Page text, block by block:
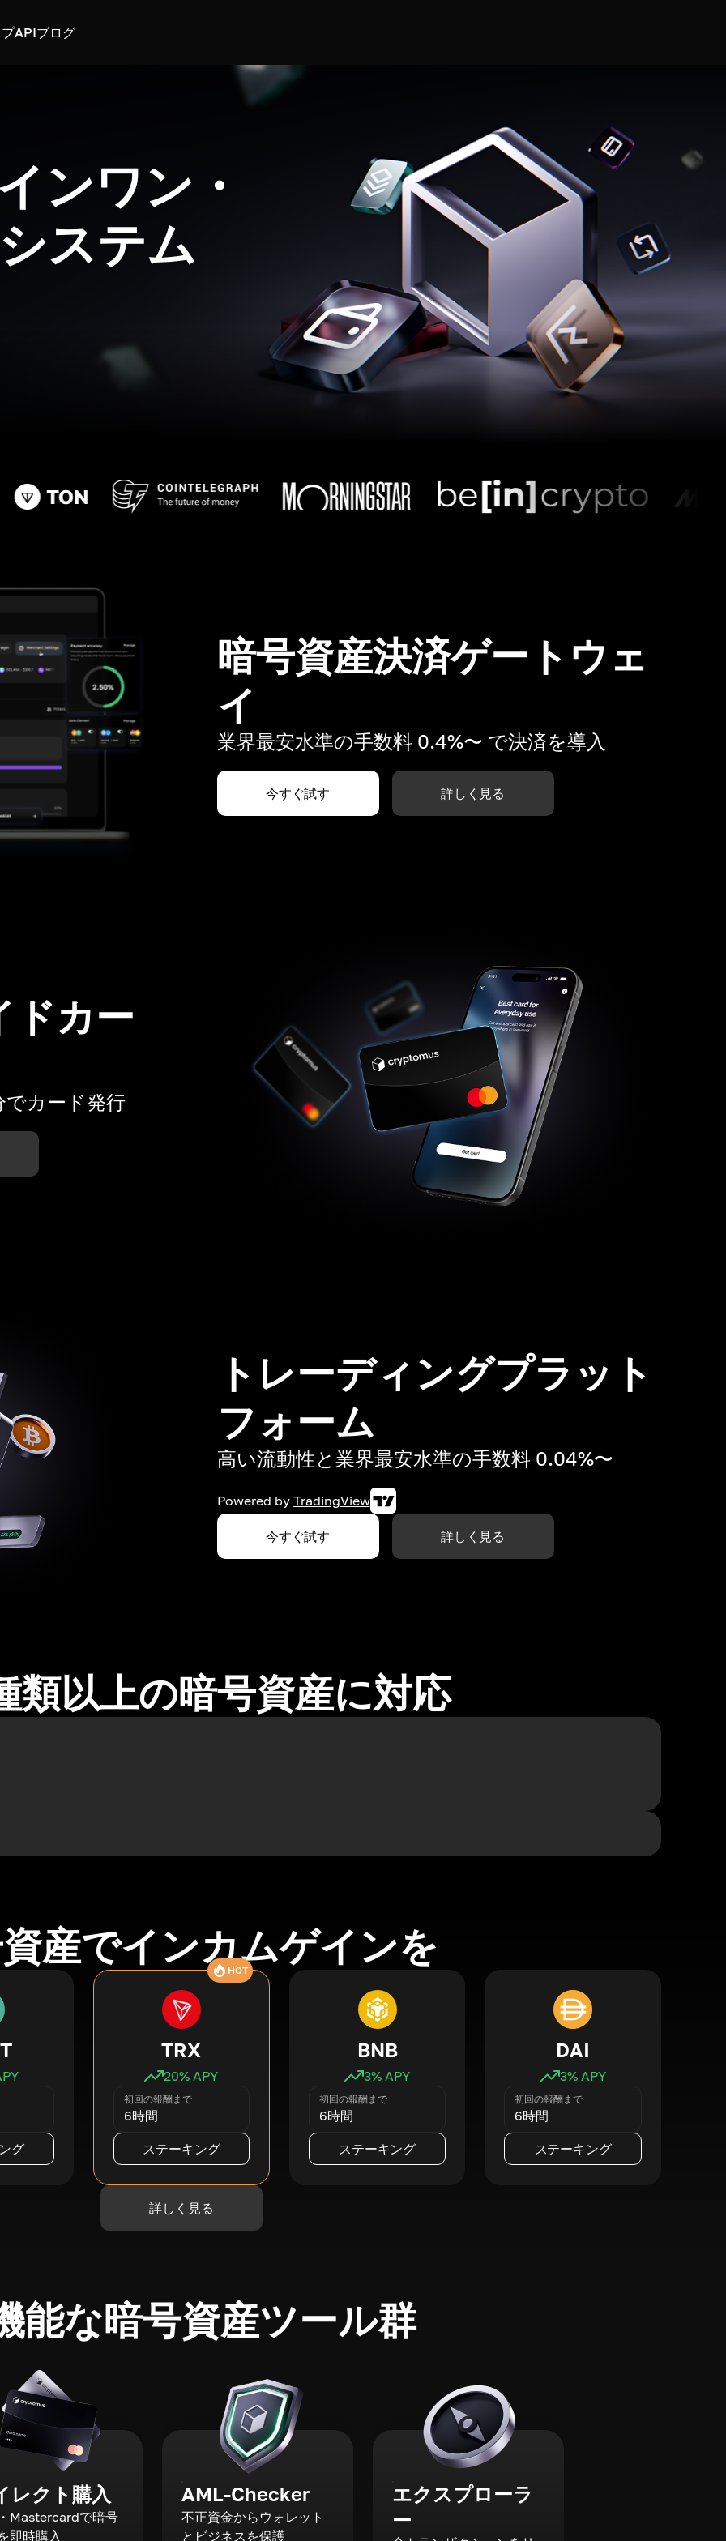
APIブログ
ンワン・
ステム
暗号資産決済ゲートウェ
イ
業界最安水準の手数料 0.4%〜 で決済を導入
今すぐ試す 詳しく見る
ドカー
でカード発行
トレーディングプラット
フォーム
高い流動性と業界最安水準の手数料 0.04%〜
Powered by TradingView
今すぐ試す 詳しく見る
類以上の暗号資産に対応
産でインカムゲインを
グ
HOT
TRX
20% APY
初回の報酬まで
6時間
ステーキング
BNB
3% APY
初回の報酬まで
6時間
ステーキング
DAI
3% APY
初回の報酬まで
6時間
ステーキング
詳しく見る
能な暗号資産ツール群
レクト購入
Mastercardで暗号
即時購入
AML-Checker
不正資金からウォレット
とビジネスを保護
エクスプローラ
ー